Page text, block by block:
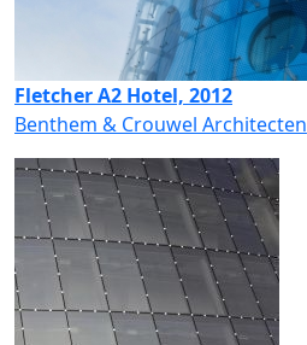
Fletcher A2 Hotel, 2012
Benthem & Crouwel Architecten